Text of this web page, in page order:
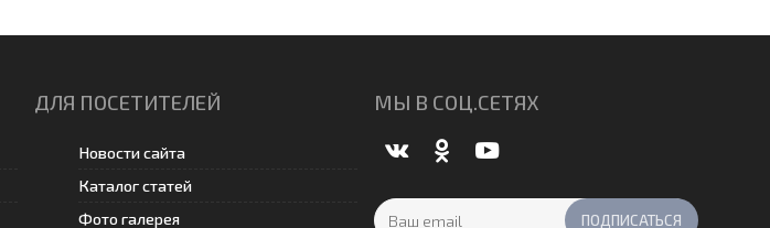
ДЛЯ ПОСЕТИТЕЛЕЙ
Новости сайта
Каталог статей
Фото галерея
МЫ В СОЦ.СЕТЯХ